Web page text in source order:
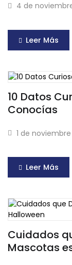
4 de
Leer Más
10 Datos
Conocías
1 de
Leer Más
Cuidados
Mascotas